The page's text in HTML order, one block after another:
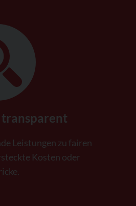
Leistungen zu fairen
Kosten oder